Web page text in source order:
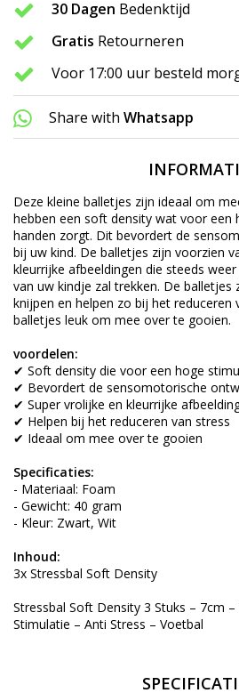
30 Dagen Bedenktijd
Gratis Retourneren
Voor 17:00 uur besteld
Share with Whatsapp
Deze kleine balletjes zijn ideaal om
hebben een soft density wat voor een
handen zorgt. Dit bevordert de
bij uw kind. De balletjes zijn voorzien
kleurrijke afbeeldingen die steeds
van uw kindje zal trekken. De balletjes
knijpen en helpen zo bij het reduceren
balletjes leuk om mee over te gooien.
voordelen:
✔ Soft density die voor een hoge
✔ Bevordert de sensomotorische
✔ Super vrolijke en kleurrijke
✔ Helpen bij het reduceren van stress
✔ Ideaal om mee over te gooien
Specificaties:
- Materiaal: Foam
- Gewicht: 40 gram
- Kleur: Zwart, Wit
Inhoud:
3x Stressbal Soft Density
Stressbal Soft Density 3 Stuks – 7cm
Stimulatie – Anti Stress – Voetbal